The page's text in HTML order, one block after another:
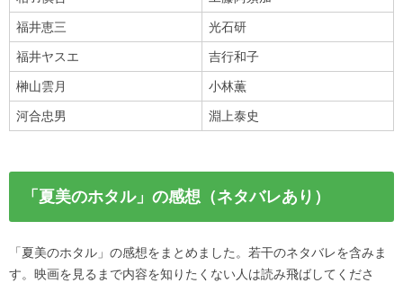
福井恵三 光石研
福井ヤスエ 吉行和子
榊山雲月 小林薫
河合忠男 淵上泰史
「夏美のホタル」の感想（ネタバレあり）
「夏美のホタル」の感想をまとめました。若干のネタバレを含みま
す。映画を見るまで内容を知りたくない人は読み飛ばしてくださ